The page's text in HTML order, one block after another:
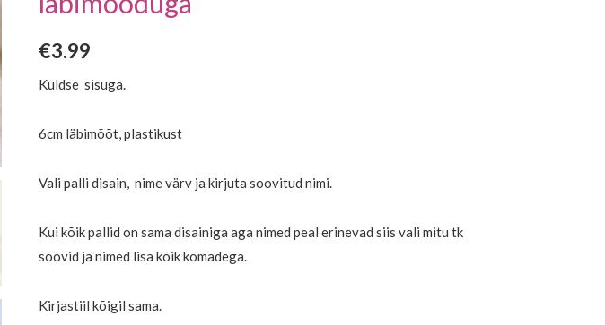
€3.99
Kuldse sisuga.
6cm läbimõõt, plastikust
Vali palli disain, nime värv ja kirjuta soovitud nimi.
Kui kõik pallid on sama disainiga aga nimed peal erinevad siis vali mitu tk
soovid ja nimed lisa kõik komadega.
Kirjastiil kõigil sama.